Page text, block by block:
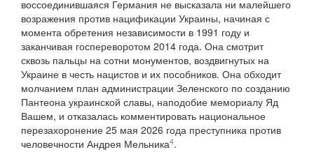
воссоединившаяся Германия не высказала ни малейшего
возражения против нацификации Украины, начиная с
момента обретения независимости в 1991 году и
заканчивая госпереворотом 2014 года. Она смотрит
сквозь пальцы на сотни монументов, воздвигнутых на
Украине в честь нацистов и их пособников. Она обходит
молчанием план администрации Зеленского по созданию
Пантеона украинской славы, наподобие мемориалу Яд
Вашем, и отказалась комментировать национальное
перезахоронение 25 мая 2026 года преступника против
человечности Андрея Мельника4.